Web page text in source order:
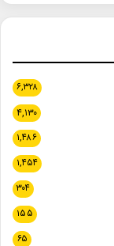
۶,۳۲۸
۴,۱۳۰
۱,۴۸۶
۱,۴۵۴
۳۰۴
۱۵۵
۶۵